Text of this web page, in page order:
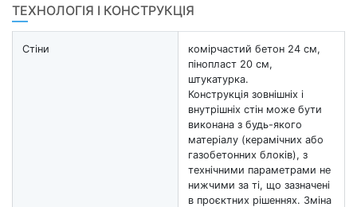
ТЕХНОЛОГІЯ І КОНСТРУКЦІЯ
Стіни
комірчастий бетон 24 см,
пінопласт 20 см,
штукатурка.
Конструкція зовнішніх і
внутрішніх стін може бути
виконана з будь-якого
матеріалу (керамічних або
газобетонних блоків), з
технічними параметрами не
нижчими за ті, що зазначені
в проєктних рішеннях. Зміна